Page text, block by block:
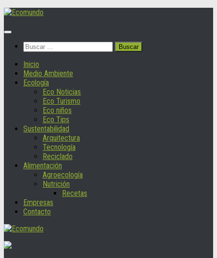
Saltar
contenido
Buscar:
Inicio
Medio Ambiente
Ecología
Eco Noticias
Eco Turismo
Eco niños
Eco Tips
Sustentabilidad
Arquitectura
Tecnología
Reciclado
Alimentación
Agroecología
Nutrición
Recetas
Empresas
Contacto